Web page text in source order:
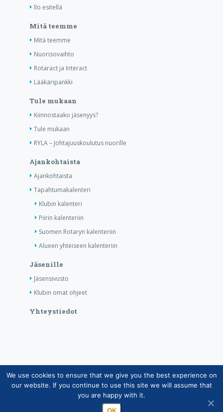
Ilo esitellä
Mitä teemme
Mitä teemme
Nuorisovaihto
Rotaract ja Interact
Lääkäripankki
Tule mukaan
Kiinnostaako jäsenyys?
Tule mukaan
RYLA – Johtajuuskoulutus nuorille
Ajankohtaista
Ajankohtaista
Tapahtumakalenteri
Klubin kalenteri
Piirin kalenteriin
Suomen Rotaryn kalenteriin
Alueen yhteiseen kalenteriin
Jäsenille
Jäsensivusto
Klubin omat ohjeet
Yhteystiedot
Copyright © Suomen Rotarypalvelu ry 2026 |
Jäsentietojärjestelmän tietosuojaseloste|Henkilötietojen
käsittely Rotarytoiminnassa
We use cookies to ensure that we give you the best experience on
our website. If you continue to use this site we will assume that
you are happy with it.